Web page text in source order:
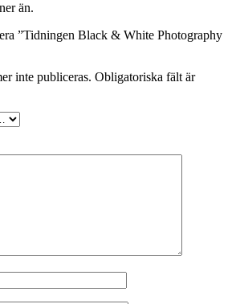
än.
”Tidningen Black & White Photography
inte publiceras. Obligatoriska fält är